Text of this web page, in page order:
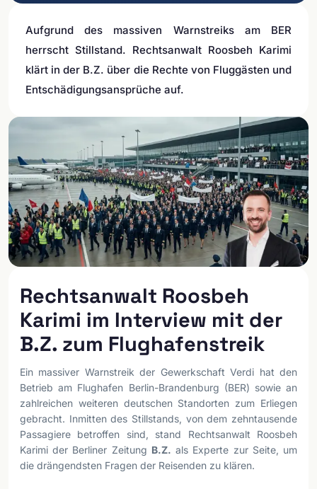
Aufgrund des massiven Warnstreiks am BER
herrscht Stillstand. Rechtsanwalt Roosbeh Karimi
klärt in der B.Z. über die Rechte von Fluggästen und
Entschädigungsansprüche auf.
Rechtsanwalt Roosbeh
Karimi im Interview mit der
B.Z. zum Flughafenstreik
Ein massiver Warnstreik der Gewerkschaft Verdi hat den
Betrieb am Flughafen Berlin-Brandenburg (BER) sowie an
zahlreichen weiteren deutschen Standorten zum Erliegen
gebracht. Inmitten des Stillstands, von dem zehntausende
Passagiere betroffen sind, stand Rechtsanwalt Roosbeh
Karimi der Berliner Zeitung B.Z. als Experte zur Seite, um
die drängendsten Fragen der Reisenden zu klären.